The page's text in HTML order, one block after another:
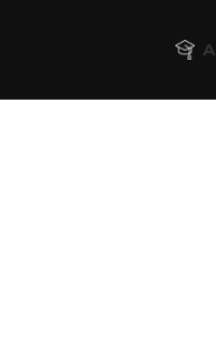
la búsqueda ayude